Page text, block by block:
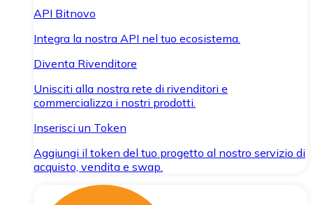
API Bitnovo
Integra la nostra API nel tuo ecosistema.
Diventa Rivenditore
Unisciti alla nostra rete di rivenditori e
commercializza i nostri prodotti.
Inserisci un Token
Aggiungi il token del tuo progetto al nostro servizio di
acquisto, vendita e swap.